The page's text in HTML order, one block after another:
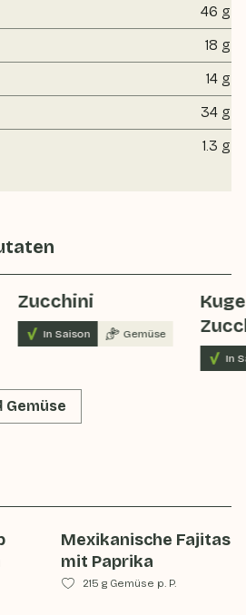
46 g
18 g
14 g
34 g
1.3 g
Zucchini
In Saison Gemüse
In
Gemüse
Mexikanische Fajitas
mit Paprika
215 g Gemüse p. P.